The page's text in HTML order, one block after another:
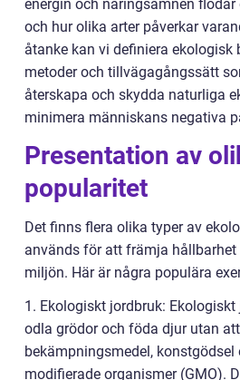
energin och näringsämnen
och hur olika arter påverkar
åtanke kan vi definiera ekologisk
metoder och tillvägagångssätt
återskapa och skydda naturliga
minimera människans negativa
Presentation av
popularitet
Det finns flera olika typer av
används för att främja hållbarhet
miljön. Här är några populära
1. Ekologiskt jordbruk:
odla grödor och föda djur utan
bekämpningsmedel, konstgödsel
modifierade organismer (GMO).